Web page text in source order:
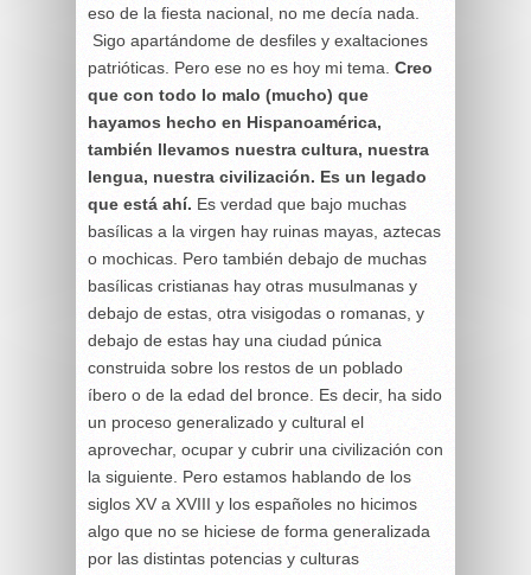
eso de la fiesta nacional, no me decía nada.
Sigo apartándome de desfiles y exaltaciones
patrióticas. Pero ese no es hoy mi tema. Creo
que con todo lo malo (mucho) que
hayamos hecho en Hispanoamérica,
también llevamos nuestra cultura, nuestra
lengua, nuestra civilización. Es un legado
que está ahí. Es verdad que bajo muchas
basílicas a la virgen hay ruinas mayas, aztecas
o mochicas. Pero también debajo de muchas
basílicas cristianas hay otras musulmanas y
debajo de estas, otra visigodas o romanas, y
debajo de estas hay una ciudad púnica
construida sobre los restos de un poblado
íbero o de la edad del bronce. Es decir, ha sido
un proceso generalizado y cultural el
aprovechar, ocupar y cubrir una civilización con
la siguiente. Pero estamos hablando de los
siglos XV a XVIII y los españoles no hicimos
algo que no se hiciese de forma generalizada
por las distintas potencias y culturas